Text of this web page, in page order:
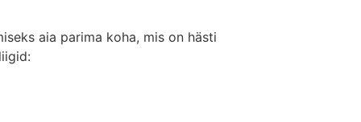
aia parima koha, mis on hästi